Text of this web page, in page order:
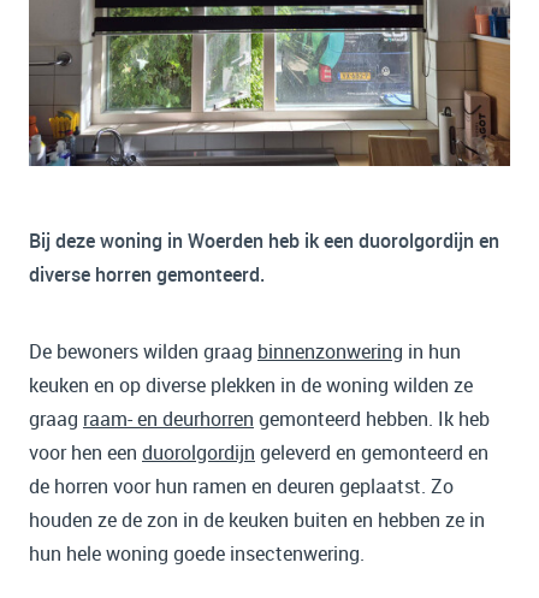
Bij deze woning in Woerden heb ik een duorolgordijn en
diverse horren gemonteerd.
De bewoners wilden graag binnenzonwering in hun
keuken en op diverse plekken in de woning wilden ze
graag raam- en deurhorren gemonteerd hebben. Ik heb
voor hen een duorolgordijn geleverd en gemonteerd en
de horren voor hun ramen en deuren geplaatst. Zo
houden ze de zon in de keuken buiten en hebben ze in
hun hele woning goede insectenwering.